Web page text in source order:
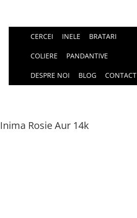
CERCEI INELE BRATARI
COLIERE PANDANTIVE
DESPRE NOI BLOG CONTACT
Rosie Aur 14k